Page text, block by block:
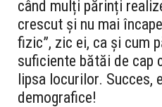
când mulți părinți
crescut și nu mai
fizic”, zic ei, ca și cum
suficiente bătăi de cap
lipsa locurilor. Succes,
demografice!